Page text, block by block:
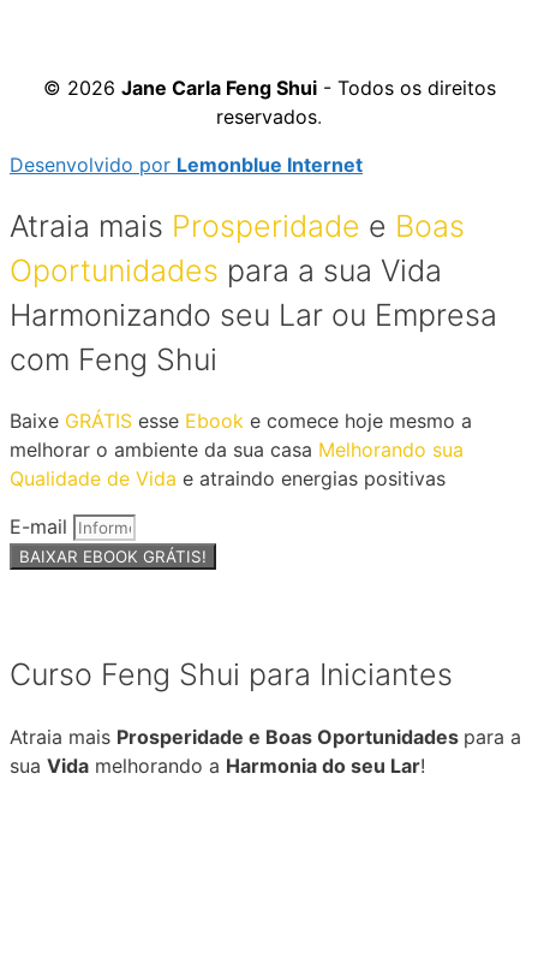
© 2026 Jane Carla Feng Shui- Todos os direitos
reservados.
Desenvolvido por Lemonblue Internet
Atraia mais Prosperidade e Boas
Oportunidades para a sua Vida
Harmonizando seu Lar ou Empresa
com Feng Shui
Baixe GRÁTIS esse Ebook e comece hoje mesmo a
melhorar o ambiente da sua casa Melhorando sua
Qualidade de Vida e atraindo energias positivas
E-mail
BAIXAR EBOOK GRÁTIS!
Curso Feng Shui para Iniciantes
Atraia mais Prosperidade e Boas Oportunidades para a
sua Vida melhorando a Harmonia do seu Lar!